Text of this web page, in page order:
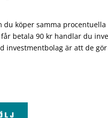
köper samma
betala 90 kr handlar du
investmentbolag är att de